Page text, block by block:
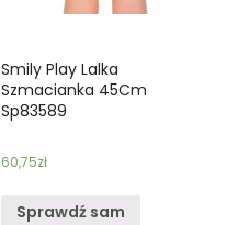
Smily Play Lalka
Szmacianka 45Cm
Sp83589
60,75zł
Sprawdź sam